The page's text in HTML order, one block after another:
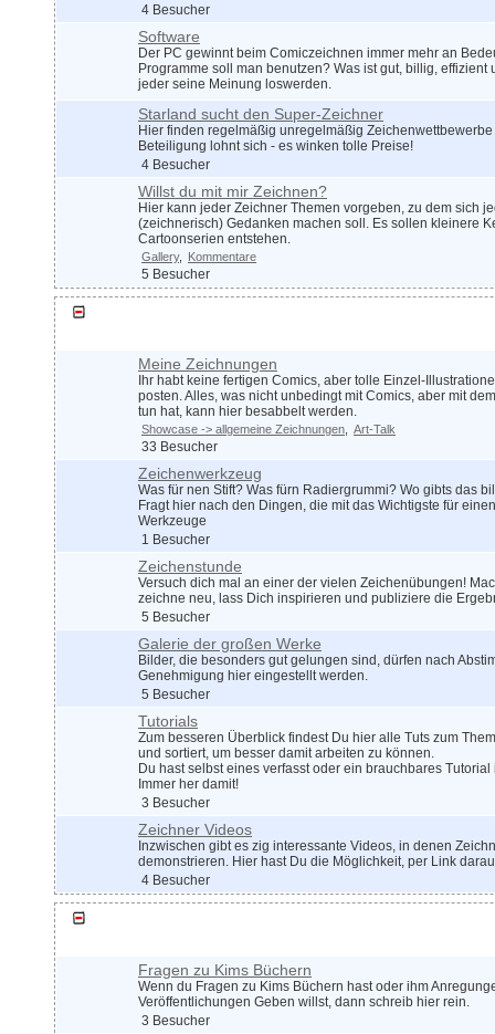
4 Besucher
Software
Der PC gewinnt beim Comiczeichnen immer mehr an
Programme soll man benutzen? Was ist gut, billig, effizient
jeder seine Meinung loswerden.
Starland sucht den Super-Zeichner
Hier finden regelmäßig unregelmäßig Zeichenwettbewerbe
Beteiligung lohnt sich - es winken tolle Preise!
4 Besucher
Willst du mit mir Zeichnen?
Hier kann jeder Zeichner Themen vorgeben, zu dem sich
(zeichnerisch) Gedanken machen soll. Es sollen kleinere
Cartoonserien entstehen.
Gallery Kommentare
5 Besucher
Meine Zeichnungen
Ihr habt keine fertigen Comics, aber tolle Einzel-
posten. Alles, was nicht unbedingt mit Comics, aber mit
tun hat, kann hier besabbelt werden.
Showcase -> allgemeine Zeichnungen Art-Talk
33 Besucher
Zeichenwerkzeug
Was für nen Stift? Was fürn Radiergrummi? Wo gibts das
Fragt hier nach den Dingen, die mit das Wichtigste für
Werkzeuge
1 Besucher
Zeichenstunde
Versuch dich mal an einer der vielen Zeichenübungen!
zeichne neu, lass Dich inspirieren und publiziere die
5 Besucher
Galerie der großen Werke
Bilder, die besonders gut gelungen sind, dürfen nach
Genehmigung hier eingestellt werden.
5 Besucher
Tutorials
Zum besseren Überblick findest Du hier alle Tuts zum
und sortiert, um besser damit arbeiten zu können.
Du hast selbst eines verfasst oder ein brauchbares
Immer her damit!
3 Besucher
Zeichner Videos
Inzwischen gibt es zig interessante Videos, in denen
demonstrieren. Hier hast Du die Möglichkeit, per Link
4 Besucher
Fragen zu Kims Büchern
Wenn du Fragen zu Kims Büchern hast oder ihm
Veröffentlichungen Geben willst, dann schreib hier rein.
3 Besucher